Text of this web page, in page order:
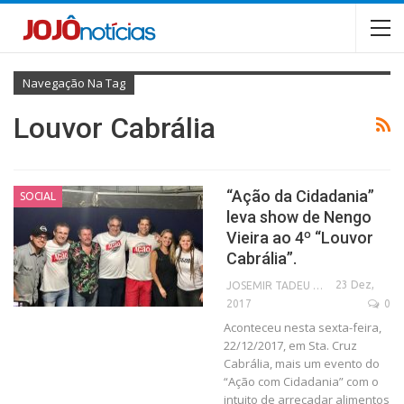
Navegação Na Tag
Louvor Cabrália
SOCIAL
“Ação da Cidadania”
leva show de Nengo
Vieira ao 4º “Louvor
Cabrália”.
23 Dez,
2017
0
Aconteceu nesta sexta-feira,
22/12/2017, em Sta. Cruz
Cabrália, mais um evento do
“Ação com Cidadania” com o
intuito de arrecadar alimentos